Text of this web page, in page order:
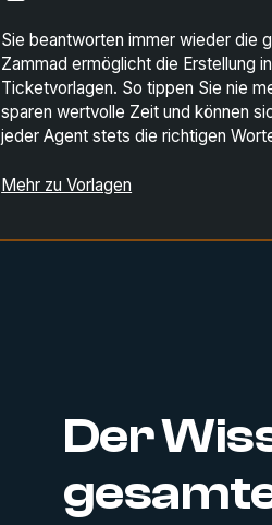
Sie beantworten immer wieder die
Zammad ermöglicht die Erstellung
Ticketvorlagen. So tippen Sie nie
sparen wertvolle Zeit und können
jeder Agent stets die richtigen
Mehr zu Vorlagen
Der